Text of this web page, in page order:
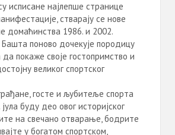
исписане најлепше странице
стварају се нове
домаћинства 1986. и 2002.
Башта поново дочекује породицу
покаже своје гостопримство и
великог спортског
госте и љубитеље спорта
буду део овог историјског
на свечано отварање, бодрите
у богатом спортском,